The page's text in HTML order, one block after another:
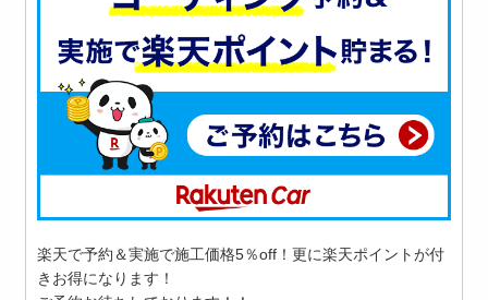
楽天で予約＆実施で施工価格5％off！更に楽天ポイントが付
きお得になります！